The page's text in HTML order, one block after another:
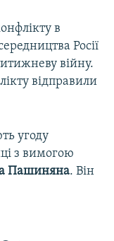
в
Росії
війну.
відправили
угоду
з вимогою
Пашиняна. Він